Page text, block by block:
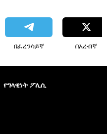
በፈረንሳይኛ በአረብኛ
የግላዊነት ፖሊሲ